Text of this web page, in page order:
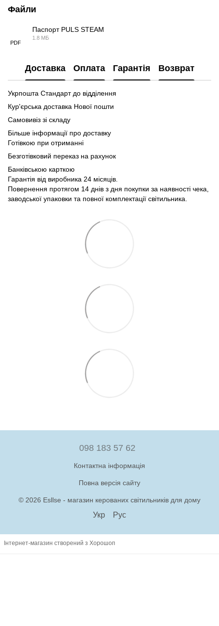
Файли
PDF
Паспорт PULS STEAM
1.8 МБ
Доставка Оплата Гарантія Возврат
Укрпошта Стандарт до відділення
Кур'єрська доставка Нової пошти
Самовивіз зі складу
Більше інформації про доставку
Готівкою при отриманні
Безготівковий переказ на рахунок
Банківською карткою
Гарантія від виробника 24 місяців.
Повернення протягом 14 днів з дня покупки за наявності чека,
заводської упаковки та повної комплектації світильника.
098 183 57 62
Контактна інформація
Повна версія сайту
© 2026 Esllse - магазин керованих світильників для дому
Укр Рус
Інтернет-магазин створений з Хорошоп